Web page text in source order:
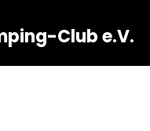
Club e.V.